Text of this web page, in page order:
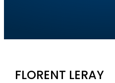
FLORENT LERAY